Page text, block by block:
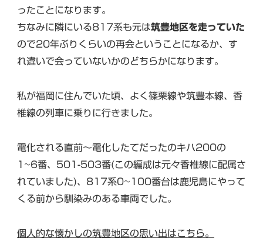
ったことになります。
ちなみに隣にいる817系も元は筑豊地区を走っていた
ので20年ぶりくらいの再会ということになるか、す
れ違いで会っていないかのどちらかになります。
私が福岡に住んでいた頃、よく篠栗線や筑豊本線、香
椎線の列車に乗りに行きました。
電化される直前〜電化したてだったのキハ200の
1~6番、501-503番(この編成は元々香椎線に配属さ
れていました)、817系0~100番台は鹿児島にやって
くる前から馴染みのある車両でした。
個人的な懐かしの筑豊地区の思い出はこちら。